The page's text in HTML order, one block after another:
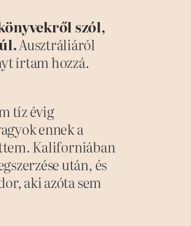
szól,
Ausztráliáról
írtam hozzá.
tíz évig
ennek a
Kaliforniában
után, és
aki azóta sem